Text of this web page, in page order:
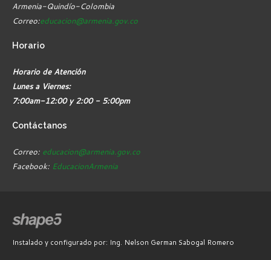
Armenia-Quindío-Colombia
Correo:educacion@armenia.gov.co
Horario
Horario de Atención
Lunes a Viernes:
7:00am-12:00 y 2:00 - 5:00pm
Contáctanos
Correo: educacion@armenia.gov.co
Facebook: EducacionArmenia
Instalado y configurado por: Ing. Nelson German Sabogal Romero